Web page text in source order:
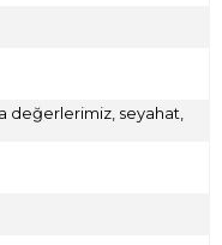
değerlerimiz, seyahat,